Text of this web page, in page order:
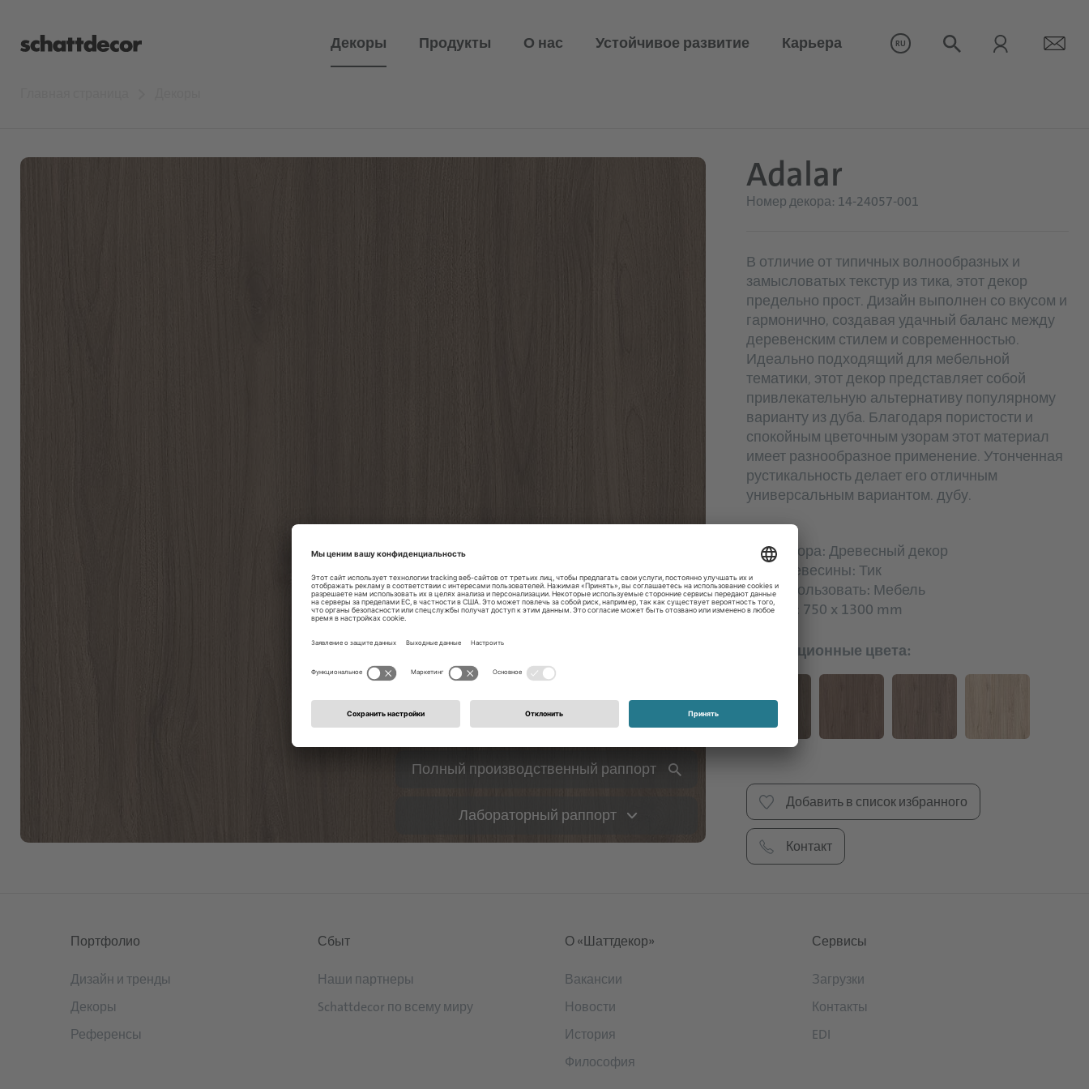
Декоры Продукты О нас Устойчивое развитие Карьера RU
Полный производственный раппорт
Лабораторный раппорт
Adalar
Номер декора: 14-24057-001
В отличие от типичных волнообразных и
замысловатых текстур из тика, этот декор
предельно прост. Дизайн выполнен со вкусом и
гармонично, создавая удачный баланс между
деревенским стилем и современностью.
Идеально подходящий для мебельной
тематики, этот декор представляет собой
привлекательную альтернативу популярному
варианту из дуба. Благодаря пористости и
спокойным цветочным узорам этот материал
имеет разнообразное применение. Утонченная
рустикальность делает его отличным
универсальным вариантом. дубу.
Тип декора: Древесный декор
Вид древесины: Тик
Где использовать: Мебель
Размер: 750 x 1300 mm
Коллекционные цвета:
Добавить в список избранного
Контакт
Портфолио
Дизайн и тренды
Декоры
Референсы
Сбыт
Наши партнеры
Schattdecor по всему миру
О «Шаттдекор»
Вакансии
Новости
История
Философия
Сервисы
Загрузки
Контакты
EDI